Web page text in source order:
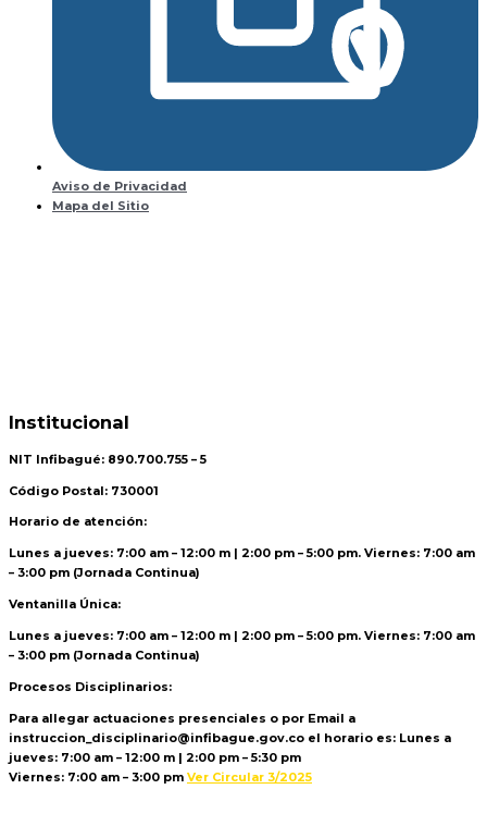
Aviso de Privacidad
Mapa del Sitio
Institucional
NIT Infibagué: 890.700.755 – 5
Código Postal: 730001
Horario de atención:
Lunes a jueves: 7:00 am – 12:00 m | 2:00 pm – 5:00 pm. Viernes: 7:00 am
– 3:00 pm (Jornada Continua)
Ventanilla Única:
Lunes a jueves: 7:00 am – 12:00 m | 2:00 pm – 5:00 pm. Viernes: 7:00 am
– 3:00 pm (Jornada Continua)
Procesos Disciplinarios:
Para allegar actuaciones presenciales o por Email a
instruccion_disciplinario@infibague.gov.co el horario es: Lunes a
jueves: 7:00 am – 12:00 m | 2:00 pm – 5:30 pm
Viernes: 7:00 am – 3:00 pm Ver Circular 3/2025